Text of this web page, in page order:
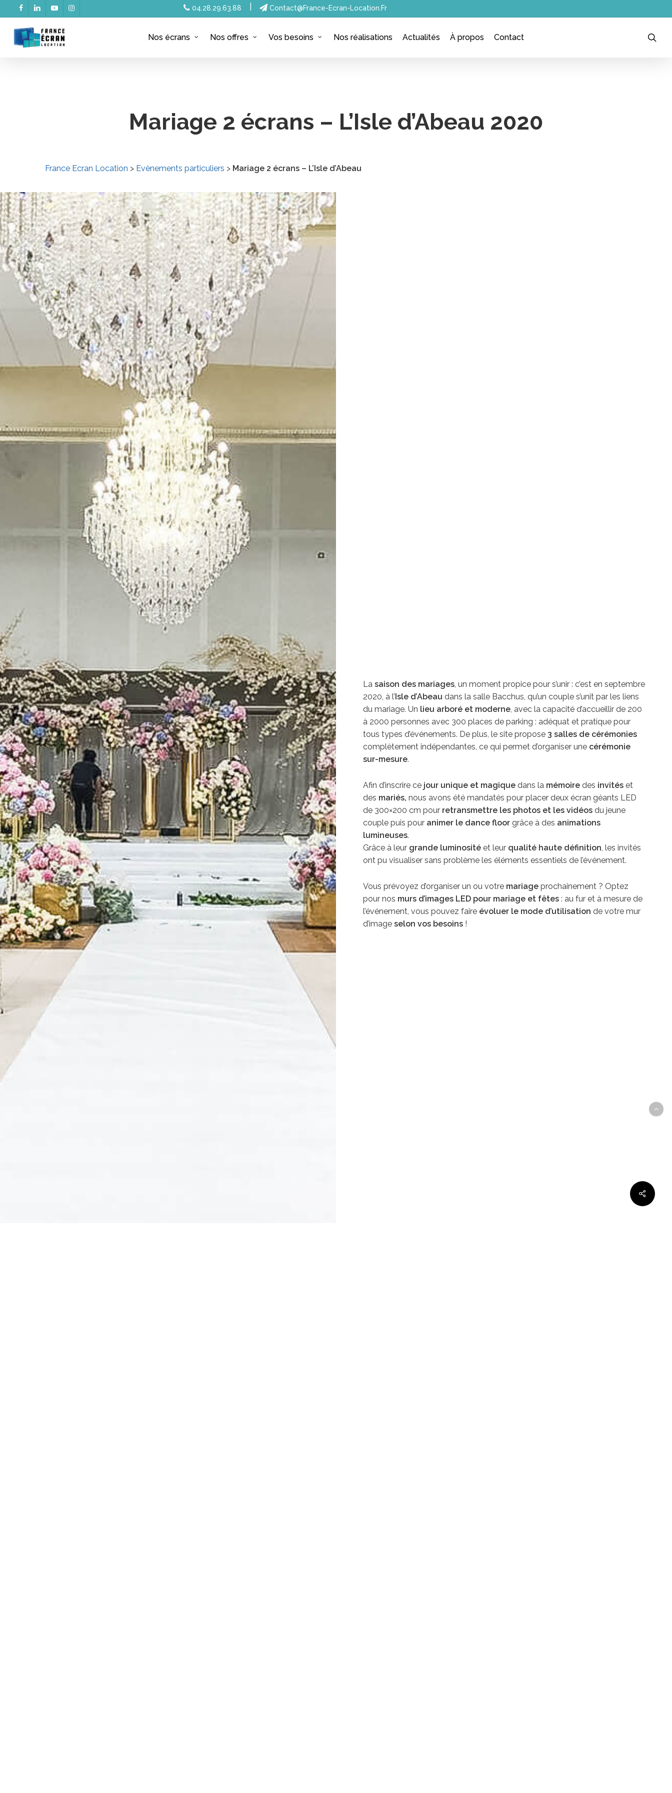
to
main
content
facebooklinkedinyoutubeinstagram 04.28.29.63.88 Contact@france-Ecran-Location.fr
Nos écrans Nos offres Vos besoins Nos réalisations Actualités À propos Contact
Mariage 2 écrans – L’Isle d’Abeau 2020
France Ecran Location > Evènements particuliers > Mariage 2 écrans – L’Isle d’Abeau
La saison des mariages, un moment propice pour s’unir : c’est en septembre
2020, à l’Isle d’Abeau dans la salle Bacchus, qu’un couple s’unit par les liens
du mariage. Un lieu arboré et moderne, avec la capacité d’accueillir de 200
à 2000 personnes avec 300 places de parking : adéquat et pratique pour
tous types d’événements. De plus, le site propose 3 salles de cérémonies
complètement indépendantes, ce qui permet d’organiser une cérémonie
sur-mesure.
Afin d’inscrire ce jour unique et magiquedans la mémoiredes invitéset
des mariés, nous avons été mandatés pour placer deux écran géants LED
de 300×200 cm pour retransmettre les photos et les vidéosdu jeune
couple puis pour animer le dance floorgrâce à des animations
lumineuses.
Grâce à leur grande luminositéet leur qualité haute définition , les invités
ont pu visualiser sans problème les éléments essentiels de l’événement.
Vous prévoyez d’organiser un ou votre mariageprochainement ? Optez
pour nos murs d’images LED pour mariage et fêtes: au fur et à mesure de
l’événement, vous pouvez faire évoluer le mode d’utilisation de votre mur
d’image selon vos besoins!